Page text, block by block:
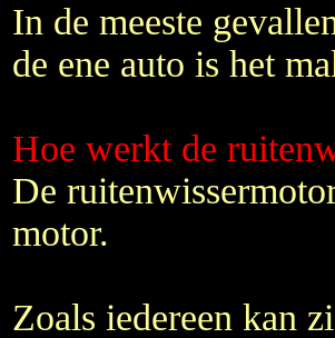
In de meeste
de ene auto is het
Hoe werkt de
De
motor.
Zoals iedereen kan